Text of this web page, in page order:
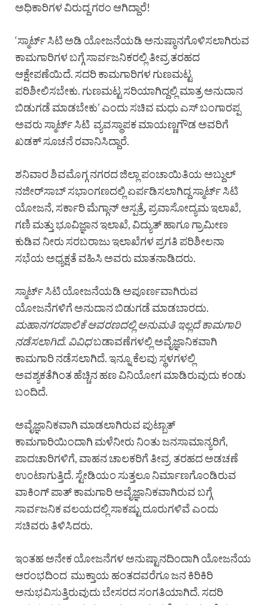
ಅಧಿಕಾರಿಗಳ ವಿರುದ್ದ ಗರಂ ಆಗಿದ್ದಾರೆ!
‘ಸ್ಮಾರ್ಟ್ ಸಿಟಿ ಅಡಿ ಯೋಜನೆಯಡಿ ಅನುಷ್ಠಾನಗೊಳಿಸಲಾಗಿರುವ
ಕಾಮಗಾರಿಗಳ ಬಗ್ಗೆ ಸಾರ್ವಜನಿಕರಲ್ಲಿ ತೀವ್ರ ತರಹದ
ಆಕ್ಷೇಪಣೆಯಿದೆ. ಸದರಿ ಕಾಮಗಾರಿಗಳ ಗುಣಮಟ್ಟ
ಪರಿಶೀಲಿಸಬೇಕು. ಗುಣಮಟ್ಟ ಸರಿಯಾಗಿದ್ದಲ್ಲಿ ಮಾತ್ರ ಅನುದಾನ
ಬಿಡುಗಡೆ ಮಾಡಬೇಕು’ ಎಂದು ಸಚಿವ ಮಧು ಎಸ್ ಬಂಗಾರಪ್ಪ
ಅವರು ಸ್ಮಾರ್ಟ್ ಸಿಟಿ ವ್ಯವಸ್ಥಾಪಕ ಮಾಯಣ್ಣಗೌಡ ಅವರಿಗೆ
ಖಡಕ್ ಸೂಚನೆ ರವಾನಿಸಿದ್ದಾರೆ.
ಶನಿವಾರ ಶಿವಮೊಗ್ಗ ನಗರದ ಜಿಲ್ಲಾ ಪಂಚಾಯಿತಿಯ ಅಬ್ದುಲ್
ನಜೀರ್‌ಸಾಬ್ ಸಭಾಂಗಣದಲ್ಲಿ ಏರ್ಪಡಿಸಲಾಗಿದ್ದ ಸ್ಮಾರ್ಟ್ ಸಿಟಿ
ಯೋಜನೆ, ಸರ್ಕಾರಿ ಮೆಗ್ಗಾನ್ ಆಸ್ಪತ್ರೆ, ಪ್ರವಾಸೋದ್ಯಮ ಇಲಾಖೆ,
ಗಣಿ ಮತ್ತು ಭೂವಿಜ್ಞಾನ ಇಲಾಖೆ, ವಿದ್ಯುತ್ ಹಾಗೂ ಗ್ರಾಮೀಣ
ಕುಡಿವ ನೀರು ಸರಬರಾಜು ಇಲಾಖೆಗಳ ಪ್ರಗತಿ ಪರಿಶೀಲನಾ
ಸಭೆಯ ಅಧ್ಯಕ್ಷತೆ ವಹಿಸಿ ಅವರು ಮಾತನಾಡಿದರು.
ಸ್ಮಾರ್ಟ್ ಸಿಟಿ ಯೋಜನೆಯಡಿ ಅಪೂರ್ಣವಾಗಿರುವ
ಯೋಜನೆಗಳಿಗೆ ಅನುದಾನ ಬಿಡುಗಡೆ ಮಾಡಬಾರದು.
ಮಹಾನಗರಪಾಲಿಕೆ ಆವರಣದಲ್ಲಿ ಅನುಮತಿ ಇಲ್ಲದೆ ಕಾಮಗಾರಿ
ನಡೆಸಲಾಗಿದೆ. ವಿವಿಧಬಡಾವಣೆಗಳಲ್ಲಿ ಅವೈಜ್ಞಾನಿಕವಾಗಿ
ಕಾಮಗಾರಿ ನಡೆಸಲಾಗಿದೆ. ಇನ್ನೂ ಕೆಲವು ಸ್ಥಳಗಳಲ್ಲಿ
ಅವಶ್ಯಕತೆಗಿಂತ ಹೆಚ್ಚಿನ ಹಣ ವಿನಿಯೋಗ ಮಾಡಿರುವುದು ಕಂಡು
ಬಂದಿದೆ.
ಅವೈಜ್ಞಾನಿಕವಾಗಿ ಮಾಡಲಾಗಿರುವ ಪುಟ್ಬಾತ್
ಕಾಮಗಾರಿಯಿಂದಾಗಿ ಮಳೆನೀರು ನಿಂತು ಜನಸಾಮಾನ್ಯರಿಗೆ,
ಪಾದಚಾರಿಗಳಿಗೆ, ವಾಹನ ಚಾಲಕರಿಗೆ ತೀವ್ರ ತರಹದ ಅಡಚಣೆ
ಉಂಟಾಗುತ್ತಿದೆ. ಸ್ಟೇಡಿಯಂ ಸುತ್ತಲೂ ನಿರ್ಮಾಣಗೊಂಡಿರುವ
ವಾಕಿಂಗ್‌ ಪಾತ್ ಕಾಮಗಾರಿ ಅವೈಜ್ಞಾನಿಕವಾಗಿರುವ ಬಗ್ಗೆ
ಸಾರ್ವಜನಿಕ ವಲಯದಲ್ಲಿ ಸಾಕಷ್ಟು ದೂರುಗಳಿವೆ ಎಂದು
ಸಚಿವರು ತಿಳಿಸಿದರು.
ಇಂತಹ ಅನೇಕ ಯೋಜನೆಗಳ ಅನುಷ್ಟಾನದಿಂದಾಗಿ ಯೋಜನೆಯ
ಆರಂಭದಿಂದ ಮುಕ್ತಾಯ ಹಂತದವರೆಗೂ ಜನ ಕಿರಿಕಿರಿ
ಅನುಭವಿಸುತ್ತಿರುವುದು ಬೇಸರದ ಸಂಗತಿಯಾಗಿದೆ. ಸದರಿ